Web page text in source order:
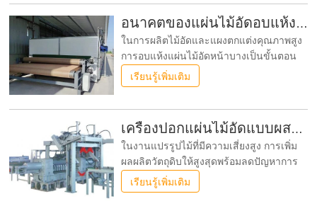
ว่าจะเป็นการผลิตไม้แผ่นคุณภาพสูง วัสดุพื้น
รองที่แข็งแรงสำหรับพื้นปู พื้นรองที่ทนทาน
สำหรับภาชนะบรรจุ
อนาคตของแผ่นไม้อัดอบแห้งแบบตาข่ายคืออะไร?
ในการผลิตไม้อัดและแผงตกแต่งคุณภาพสูง
การอบแห้งแผ่นไม้อัดหน้าบางเป็นขั้นตอน
สำคัญที่ส่งผลโดยตรงต่อรูปลักษณ์และมูลค่า
ของผลิตภัณฑ์ขั้นสุดท้าย เครื่องอบแห้งแผ่น
เครื่องอบแห้งแผ่นไม้อัดผิวหน้า ได้กลายเป็น
โซลูชันที่อุตสาหกรรมต้องการสำหรับการ
จัดการแผ่นที่บอบบาง
เรียนรู้เพิ่มเติม
เครื่องปอกแผ่นไม้อัดแบบผสมทำงานอย่างไร?
ในงานแปรรูปไม้ที่มีความเสี่ยงสูง การเพิ่ม
ผลผลิตวัตถุดิบให้สูงสุดพร้อมลดปัญหาการ
ขัดข้องในการดำเนินงานเป็นเป้าหมาย
สูงสุด เป็นเวลาหลายทศวรรษที่ผู้ผลิตต้อง
เรียนรู้เพิ่มเติม